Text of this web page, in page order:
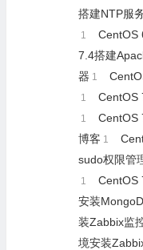
搭建NTP服
1 CentOS
7.4搭建
器 1
1 CentOS
1
CentOS
博客 1
sudo权限管
1 CentOS
安装
装Zabbix监
境安装